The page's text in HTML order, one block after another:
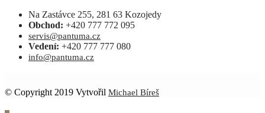
Na Zastávce 255, 281 63 Kozojedy
Obchod: +420 777 772 095
servis@pantuma.cz
Vedení: +420 777 777 080
info@pantuma.cz
© Copyright 2019 Vytvořil Michael Bíreš